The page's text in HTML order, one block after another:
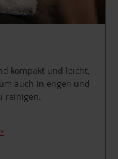
kompakt und leicht,
auch in engen und
reinigen.